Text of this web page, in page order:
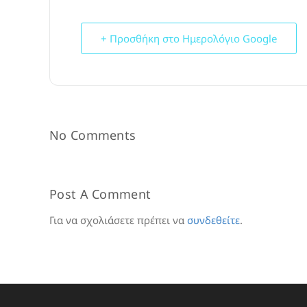
+ Προσθήκη στο Ημερολόγιο Google
No Comments
Post A Comment
Για να σχολιάσετε πρέπει να συνδεθείτε.